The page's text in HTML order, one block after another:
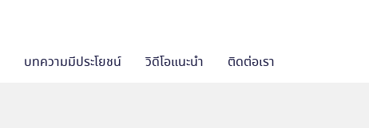
บทความมีประโยชน์ วิดีโอแนะนำ ติดต่อเรา